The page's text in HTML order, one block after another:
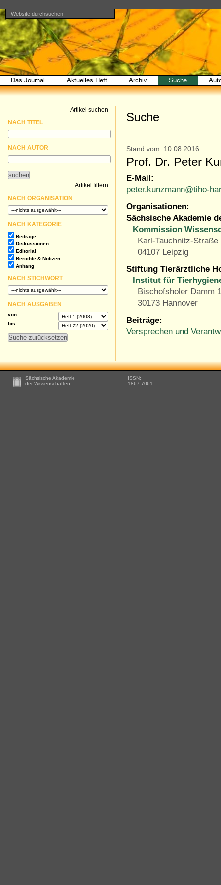
Direkt
zum
Inhalt
|
Direkt
zur
Navigation
Benutzerspezifische
Werkzeuge
Website durchsuchen
Erweiterte
Suche…
Bereiche
Das Journal Aktuelles Heft Archiv Suche
Suche
Stand vom: 10.08.2016
Prof. Dr. Peter
E-Mail:
peter.kunzmann@tiho-
Organisationen:
Sächsische Akademie
Kommission
Karl-Tauchnitz-Straße
04107 Leipzig
Stiftung Tierärztliche
Institut für
Bischofsholer Damm
30173 Hannover
Beiträge:
Versprechen und
Artikel suchen
NACH TITEL
NACH AUTOR
Artikel filtern
NACH ORGANISATION
NACH KATEGORIE
Beiträge
Diskussionen
Editorial
Berichte & Notizen
Anhang
NACH STICHWORT
NACH AUSGABEN
von:
bis:
Footer
Sächsische Akademie
der Wissenschaften
ISSN:
1867-7061